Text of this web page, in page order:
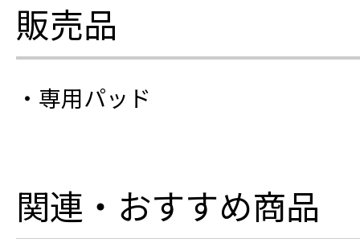
販売品
・専用パッド
関連・おすすめ商品